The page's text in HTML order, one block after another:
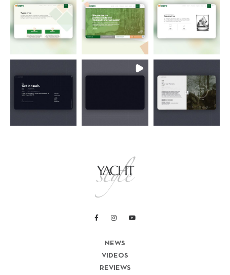
NEWS
VIDEOS
REVIEWS